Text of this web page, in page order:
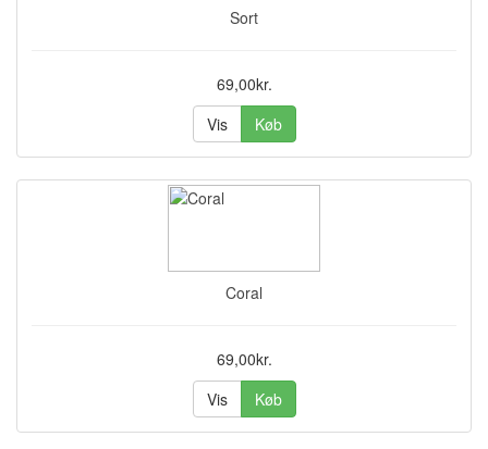
Sort
69,00kr.
Vis
Køb
Coral
69,00kr.
Vis
Køb